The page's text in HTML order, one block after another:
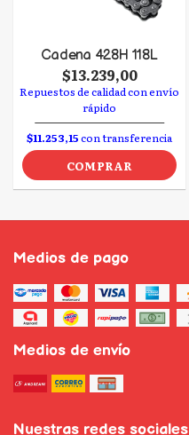
Cadena 428H 118L
$13.239,00
Repuestos de calidad con envío
rápido
$11.253,15con transferencia
COMPRAR
Medios de pago
Medios de envío
Nuestras redes sociales